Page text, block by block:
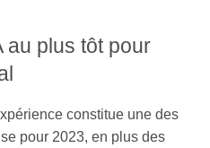
au plus tôt pour
constitue une des
pour 2023, en plus des